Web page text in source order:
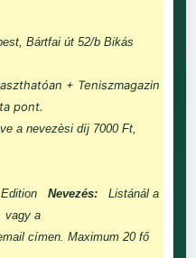
Bártfai út 52/b Bikás
+ Teniszmagazin
pont.
a nevezèsi díj 7000 Ft,
Edition Nevezés:
Listánál a
vagy a
címen. Maximum 20 fő